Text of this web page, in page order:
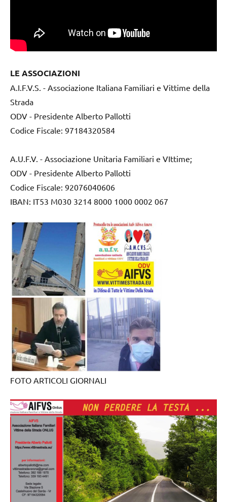
LE ASSOCIAZIONI
A.I.F.V.S. - Associazione Italiana Familiari e Vittime della
Strada
ODV - Presidente Alberto Pallotti
Codice Fiscale: 97184320584
A.U.F.V. - Associazione Unitaria Familiari e VIttime;
ODV - Presidente Alberto Pallotti
Codice Fiscale: 92076040606
IBAN: IT53 M030 3214 8000 1000 0002 067
FOTO ARTICOLI GIORNALI